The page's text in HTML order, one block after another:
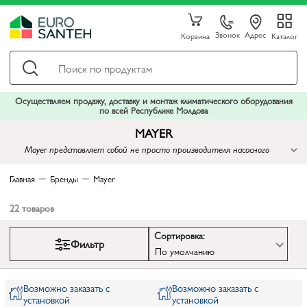
Корзина Звонок Адрес Каталог
Осуществляем продажу, доставку и монтаж климатического оборудования
по всей Республике Молдова
MAYER
Mayer представляет собой не просто производителя насосного
задач в сфере водоснабжения, отопления и охлаждения
Главная Бренды Mayer
22 товаров
Фильтр
Сортировка:
По умолчанию
Возможно заказать с
установкой
Возможно заказать с
установкой